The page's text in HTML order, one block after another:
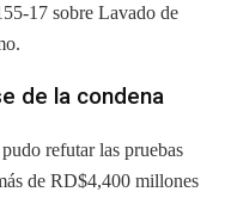
17 sobre Lavado de
de la condena
refutar las pruebas
de RD$4,400 millones